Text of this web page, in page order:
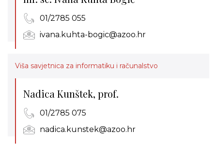
01/2785 055
ivana.kuhta-bogic@azoo.hr
Viša savjetnica za informatiku i računalstvo
Nadica Kunštek, prof.
01/2785 075
nadica.kunstek@azoo.hr